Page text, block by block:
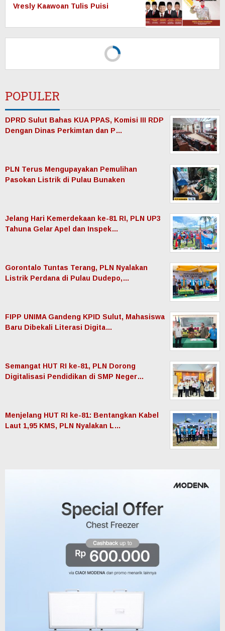
Vresly Kaawoan Tulis Puisi
POPULER
DPRD Sulut Bahas KUA PPAS, Komisi III RDP
Dengan Dinas Perkimtan dan P…
PLN Terus Mengupayakan Pemulihan
Pasokan Listrik di Pulau Bunaken
Jelang Hari Kemerdekaan ke-81 RI, PLN UP3
Tahuna Gelar Apel dan Inspek…
Gorontalo Tuntas Terang, PLN Nyalakan
Listrik Perdana di Pulau Dudepo,…
FIPP UNIMA Gandeng KPID Sulut, Mahasiswa
Baru Dibekali Literasi Digita…
Semangat HUT RI ke-81, PLN Dorong
Digitalisasi Pendidikan di SMP Neger…
Menjelang HUT RI ke-81: Bentangkan Kabel
Laut 1,95 KMS, PLN Nyalakan L…